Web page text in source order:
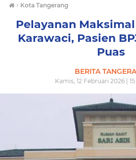
› Kota Tangerang
Pelayanan Maksimal
Karawaci, Pasien
Puas
BERITA
Kamis, 12 Februari 2026 |